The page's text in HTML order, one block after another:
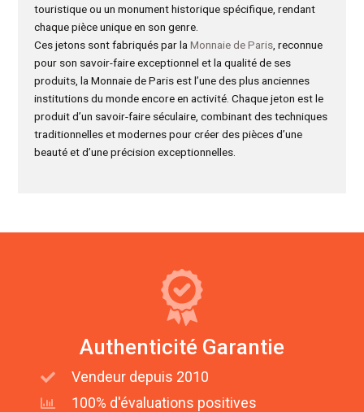
touristique ou un monument historique spécifique, rendant
chaque pièce unique en son genre.
Ces jetons sont fabriqués par laMonnaie de Paris, reconnue
pour son savoir-faire exceptionnel et la qualité de ses
produits, la Monnaie de Paris est l’une des plus anciennes
institutions du monde encore en activité. Chaque jeton est le
produit d’un savoir-faire séculaire, combinant des techniques
traditionnelles et modernes pour créer des pièces d’une
beauté et d’une précision exceptionnelles.
Authenticité Garantie
Vendeur depuis 2010
100% d'évaluations positives